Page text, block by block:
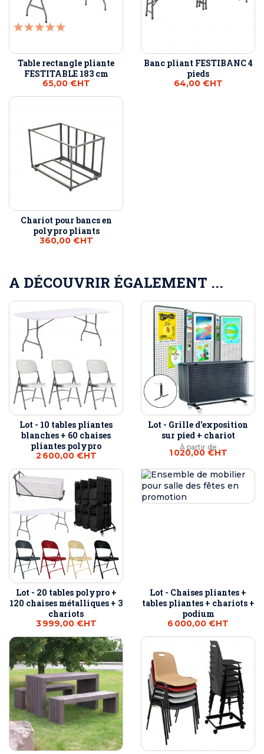
Table rectangle pliante
FESTITABLE 183 cm
65,00 €HT
Banc pliant FESTIBANC 4
pieds
64,00 €HT
Chariot pour bancs en
polypro pliants
360,00 €HT
A DÉCOUVRIR ÉGALEMENT ...
Lot - 10 tables pliantes
blanches + 60 chaises
pliantes polypro
2 600,00 €HT
Lot - Grille d'exposition
sur pied + chariot
À partir de
1 020,00 €HT
Lot - 20 tables polypro +
120 chaises métalliques + 3
chariots
3 999,00 €HT
Lot - Chaises pliantes +
tables pliantes + chariots +
podium
6 000,00 €HT